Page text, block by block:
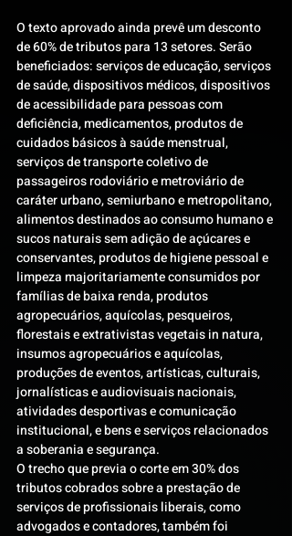
O texto aprovado ainda prevê um desconto
de 60% de tributos para 13 setores. Serão
beneficiados: serviços de educação, serviços
de saúde, dispositivos médicos, dispositivos
de acessibilidade para pessoas com
deficiência, medicamentos, produtos de
cuidados básicos à saúde menstrual,
serviços de transporte coletivo de
passageiros rodoviário e metroviário de
caráter urbano, semiurbano e metropolitano,
alimentos destinados ao consumo humano e
sucos naturais sem adição de açúcares e
conservantes, produtos de higiene pessoal e
limpeza majoritariamente consumidos por
famílias de baixa renda, produtos
agropecuários, aquícolas, pesqueiros,
florestais e extrativistas vegetais in natura,
insumos agropecuários e aquícolas,
produções de eventos, artísticas, culturais,
jornalísticas e audiovisuais nacionais,
atividades desportivas e comunicação
institucional, e bens e serviços relacionados
a soberania e segurança.
O trecho que previa o corte em 30% dos
tributos cobrados sobre a prestação de
serviços de profissionais liberais, como
advogados e contadores, também foi